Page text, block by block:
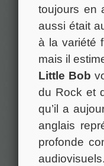
toujours en
aussi était
à la variété
mais il
Little Bob
du Rock et
qu’il a
anglais
profonde